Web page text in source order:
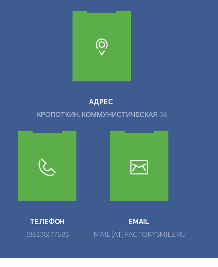
АДРЕС
КРОПОТКИН, КОММУНИСТИЧЕСКАЯ 36
ТЕЛЕФОН
(86138)77585
EMAIL
MAIL [AT] FACTORYSMILE.RU